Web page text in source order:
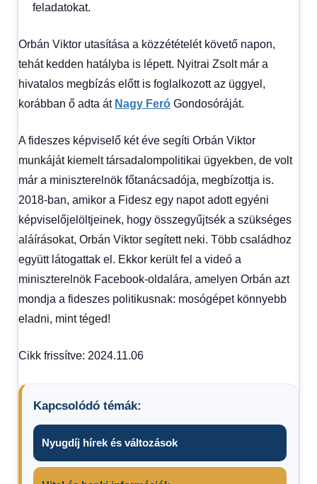
feladatokat.
Orbán Viktor utasítása a közzétételét követő napon,
tehát kedden hatályba is lépett. Nyitrai Zsolt már a
hivatalos megbízás előtt is foglalkozott az üggyel,
korábban ő adta át Nagy Feró Gondosóráját.
A fideszes képviselő két éve segíti Orbán Viktor
munkáját kiemelt társadalompolitikai ügyekben, de volt
már a miniszterelnök főtanácsadója, megbízottja is.
2018-ban, amikor a Fidesz egy napot adott egyéni
képviselőjelöltjeinek, hogy összegyűjtsék a szükséges
aláírásokat, Orbán Viktor segített neki. Több családhoz
együtt látogattak el. Ekkor került fel a videó a
miniszterelnök Facebook-oldalára, amelyen Orbán azt
mondja a fideszes politikusnak: mosógépet könnyebb
eladni, mint téged!
Cikk frissítve: 2024.11.06
Kapcsolódó témák:
Nyugdíj hírek és változások